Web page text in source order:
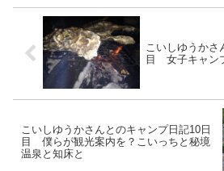
こいしゆうかさ
目 女子キャン
こいしゆうかさんとのキャンプ日記10日
目 僕らが観光案内を？こいっちと秘境
温泉と知床と